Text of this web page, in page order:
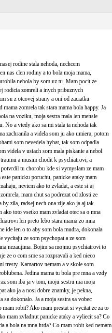
rodine stala nehoda, nechcem
nas clen rodiny a to bola moja mama,
nebola by som uz tu. Mam pocit ze
rodicia zomreli a inych pribuznych
su z otcovej strany a oni od zaciatku
zomrela tak stara mama bola happy. Ja
na voziku, moja sestra mala len mensie
No a vtedy ako sa mi stala ta nehoda tak
zachranila a videla som ju ako umiera, potom
som nevedela hybat, tak som odpadla
videla v usiach som mala piskanie a nebol
a musim chodit k psychiatrovi, a
tu chorobu kde si vymyslam ze mam
panicku poruchu, panicke ataky mam
neviem ako to zvladat, a este si aj
mam chut sa podrezat od zlosti ze
zila, radsej nech ona zije ako ja aj tak
toto vsetko mam zvladat otec sa o mna
len preto lebo stara mama zo mna
ide len o to aby som bola mudra, dokonala
vycitaju ze som psychopat a ze som
nezaujima. Bojim sa mojmu psychiatrovi to
ze o com sme sa rozpravali a ked nieco
tresty. Kamartov nemam a v skole som
Jedina mama tu bola pre mna a vzdy
som iba ja v tom, moju sestru ma moja
ako ja a nosi dobre znamky, je pekna,
sa dokonalo. Ja a moja sestra sa vobec
mam robit? Ako mam prestat si vycitat ze za to
mam zvladnut panicke ataky a vyliecit sa? Co
a bola na mna hrda? Co mam robit ked nemam